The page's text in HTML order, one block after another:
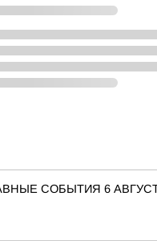
СОБЫТИЯ 6